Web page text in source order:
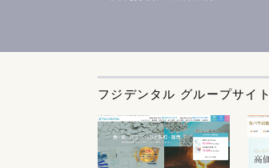
フジデンタル グループサイト